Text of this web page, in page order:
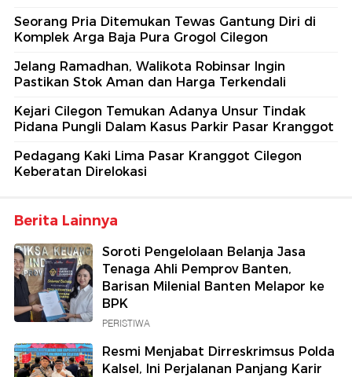
Seorang Pria Ditemukan Tewas Gantung Diri di
Komplek Arga Baja Pura Grogol Cilegon
Jelang Ramadhan, Walikota Robinsar Ingin
Pastikan Stok Aman dan Harga Terkendali
Kejari Cilegon Temukan Adanya Unsur Tindak
Pidana Pungli Dalam Kasus Parkir Pasar Kranggot
Pedagang Kaki Lima Pasar Kranggot Cilegon
Keberatan Direlokasi
Berita Lainnya
Soroti Pengelolaan Belanja Jasa
Tenaga Ahli Pemprov Banten,
Barisan Milenial Banten Melapor ke
BPK
PERISTIWA
Resmi Menjabat Dirreskrimsus Polda
Kalsel, Ini Perjalanan Panjang Karir